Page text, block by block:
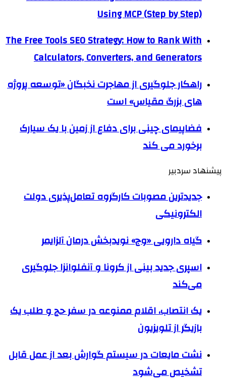
Using MCP (Step by Step)
The Free Tools SEO Strategy: How to Rank With
Calculators, Converters, and Generators
راهکار جلوگیری از مهاجرت نخبگان «توسعه پروژه
های بزرگ مقیاس» است
فضاپیمای چینی برای دفاع از زمین با یک سیارک
برخورد می کند
پیشنهاد سردبیر
جدیدترین مصوبات کارگروه تعامل‌پذیری دولت
الکترونیکی
گیاه دارویی «وج» نویدبخش درمان آلزایمر
اسپری جدید بینی از کرونا و آنفلوانزا جلوگیری
می‌‎کند
یک انتصاب، اقلام ممنوعه در سفر حج و طلب یک
بازیگر از تلویزیون
نشت مایعات در سیستم گوارش بعد از عمل قابل
تشخیص می‌شود